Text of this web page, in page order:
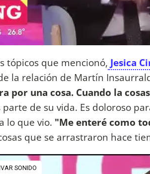
tópicos que mencionó, Jesica
la relación de Martín
por una cosa. Cuando la
parte de su vida. Es doloroso
lo que vio. "Me enteré como
que se arrastraron hace